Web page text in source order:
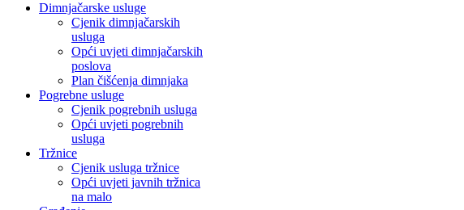
Dimnjačarske usluge
Cjenik dimnjačarskih
usluga
Opći uvjeti dimnjačarskih
poslova
Plan čišćenja dimnjaka
Pogrebne usluge
Cjenik pogrebnih usluga
Opći uvjeti pogrebnih
usluga
Tržnice
Cjenik usluga tržnice
Opći uvjeti javnih tržnica
na malo